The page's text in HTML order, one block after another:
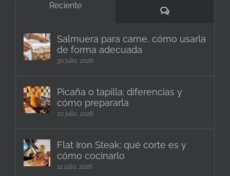
Reciente
Comentarios
Salmuera para carne, cómo usarla
de forma adecuada
30 julio, 2026
Picaña o tapilla: diferencias y
cómo prepararla
20 julio, 2026
Flat Iron Steak: qué corte es y
cómo cocinarlo
12 julio, 2026